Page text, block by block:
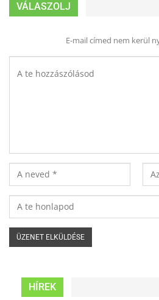
VÁLASZOLJ
E-mail címed nem kerül
HÍREK